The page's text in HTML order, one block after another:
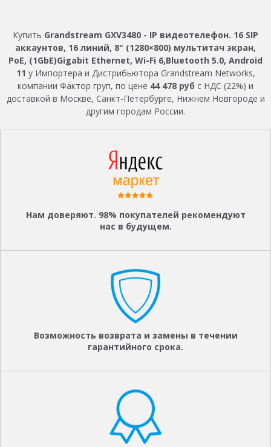
Купить Grandstream GXV3480 - IP видеотелефон. 16 SIP
аккаунтов, 16 линий, 8" (1280×800) мультитач экран,
PoE, (1GbE)Gigabit Ethernet, Wi-Fi 6,Bluetooth 5.0, Android
11 у Импортера и Дистрибьютора Grandstream Networks,
компании Фактор груп, по цене 44 478 руб с НДС (22%) и
доставкой в Москве, Санкт-Петербурге, Нижнем Новгороде и
другим городам России.
Нам доверяют. 98% покупателей рекомендуют
нас в будущем.
Возможность возврата и замены в течении
гарантийного срока.